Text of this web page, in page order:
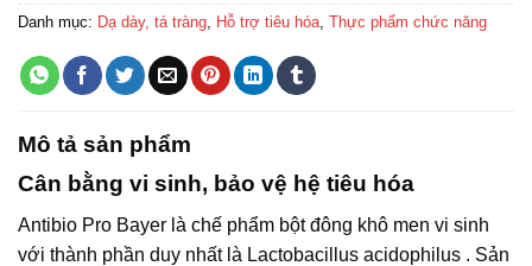
Danh mục: Dạ dày, tá tràng Hỗ trợ tiêu hóa Thực phẩm chức năng
Mô tả sản phẩm
Cân bằng vi sinh, bảo vệ hệ tiêu hóa
Antibio Pro Bayer là chế phẩm bột đông khô men vi sinh
với thành phần duy nhất là Lactobacillus acidophilus . Sản